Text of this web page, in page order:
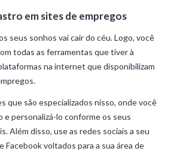
em sites de empregos
seus sonhos vai cair do céu. Logo, você
todas as ferramentas que tiver à
na internet que disponibilizam
que são especializados nisso, onde você
e personalizá-lo conforme os seus
Além disso, use as redes sociais a seu
Facebook voltados para a sua área de